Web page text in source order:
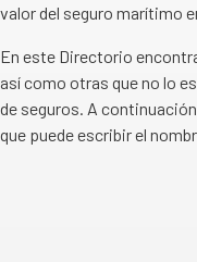
valor del seguro marítimo
En este Directorio
así como otras que no lo
de seguros. A
que puede escribir el